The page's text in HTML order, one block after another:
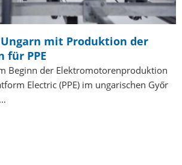
mit Produktion der
für PPE
Beginn der Elektromotorenproduktion
Electric (PPE) im ungarischen Győr